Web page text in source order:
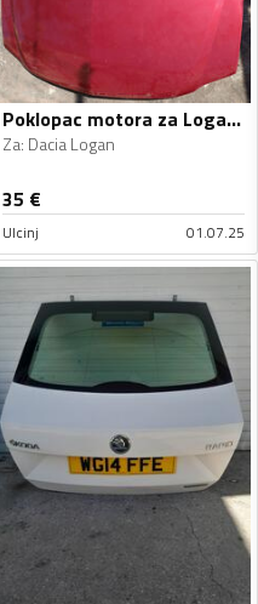
Poklopac motora za Logan, Logan
Za: Dacia Logan
35 €
Ulcinj 01.07.25